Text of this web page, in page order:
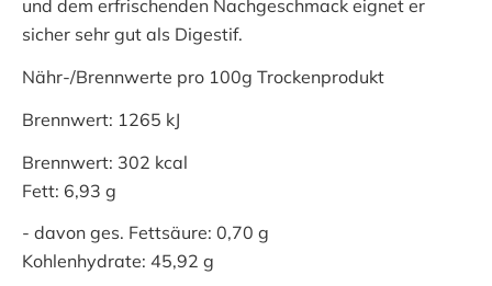
und dem erfrischenden Nachgeschmack eignet er
sicher sehr gut als Digestif.
Nähr-/Brennwerte pro 100g Trockenprodukt
Brennwert: 1265 kJ
Brennwert: 302 kcal
Fett: 6,93 g
- davon ges. Fettsäure: 0,70 g
Kohlenhydrate: 45,92 g